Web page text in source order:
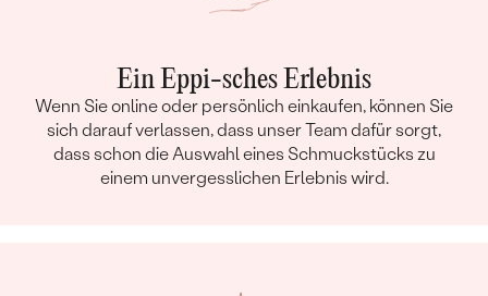
Ein Eppi-sches Erlebnis
Wenn Sie online oder persönlich einkaufen, können Sie
sich darauf verlassen, dass unser Team dafür sorgt,
dass schon die Auswahl eines Schmuckstücks zu
einem unvergesslichen Erlebnis wird.